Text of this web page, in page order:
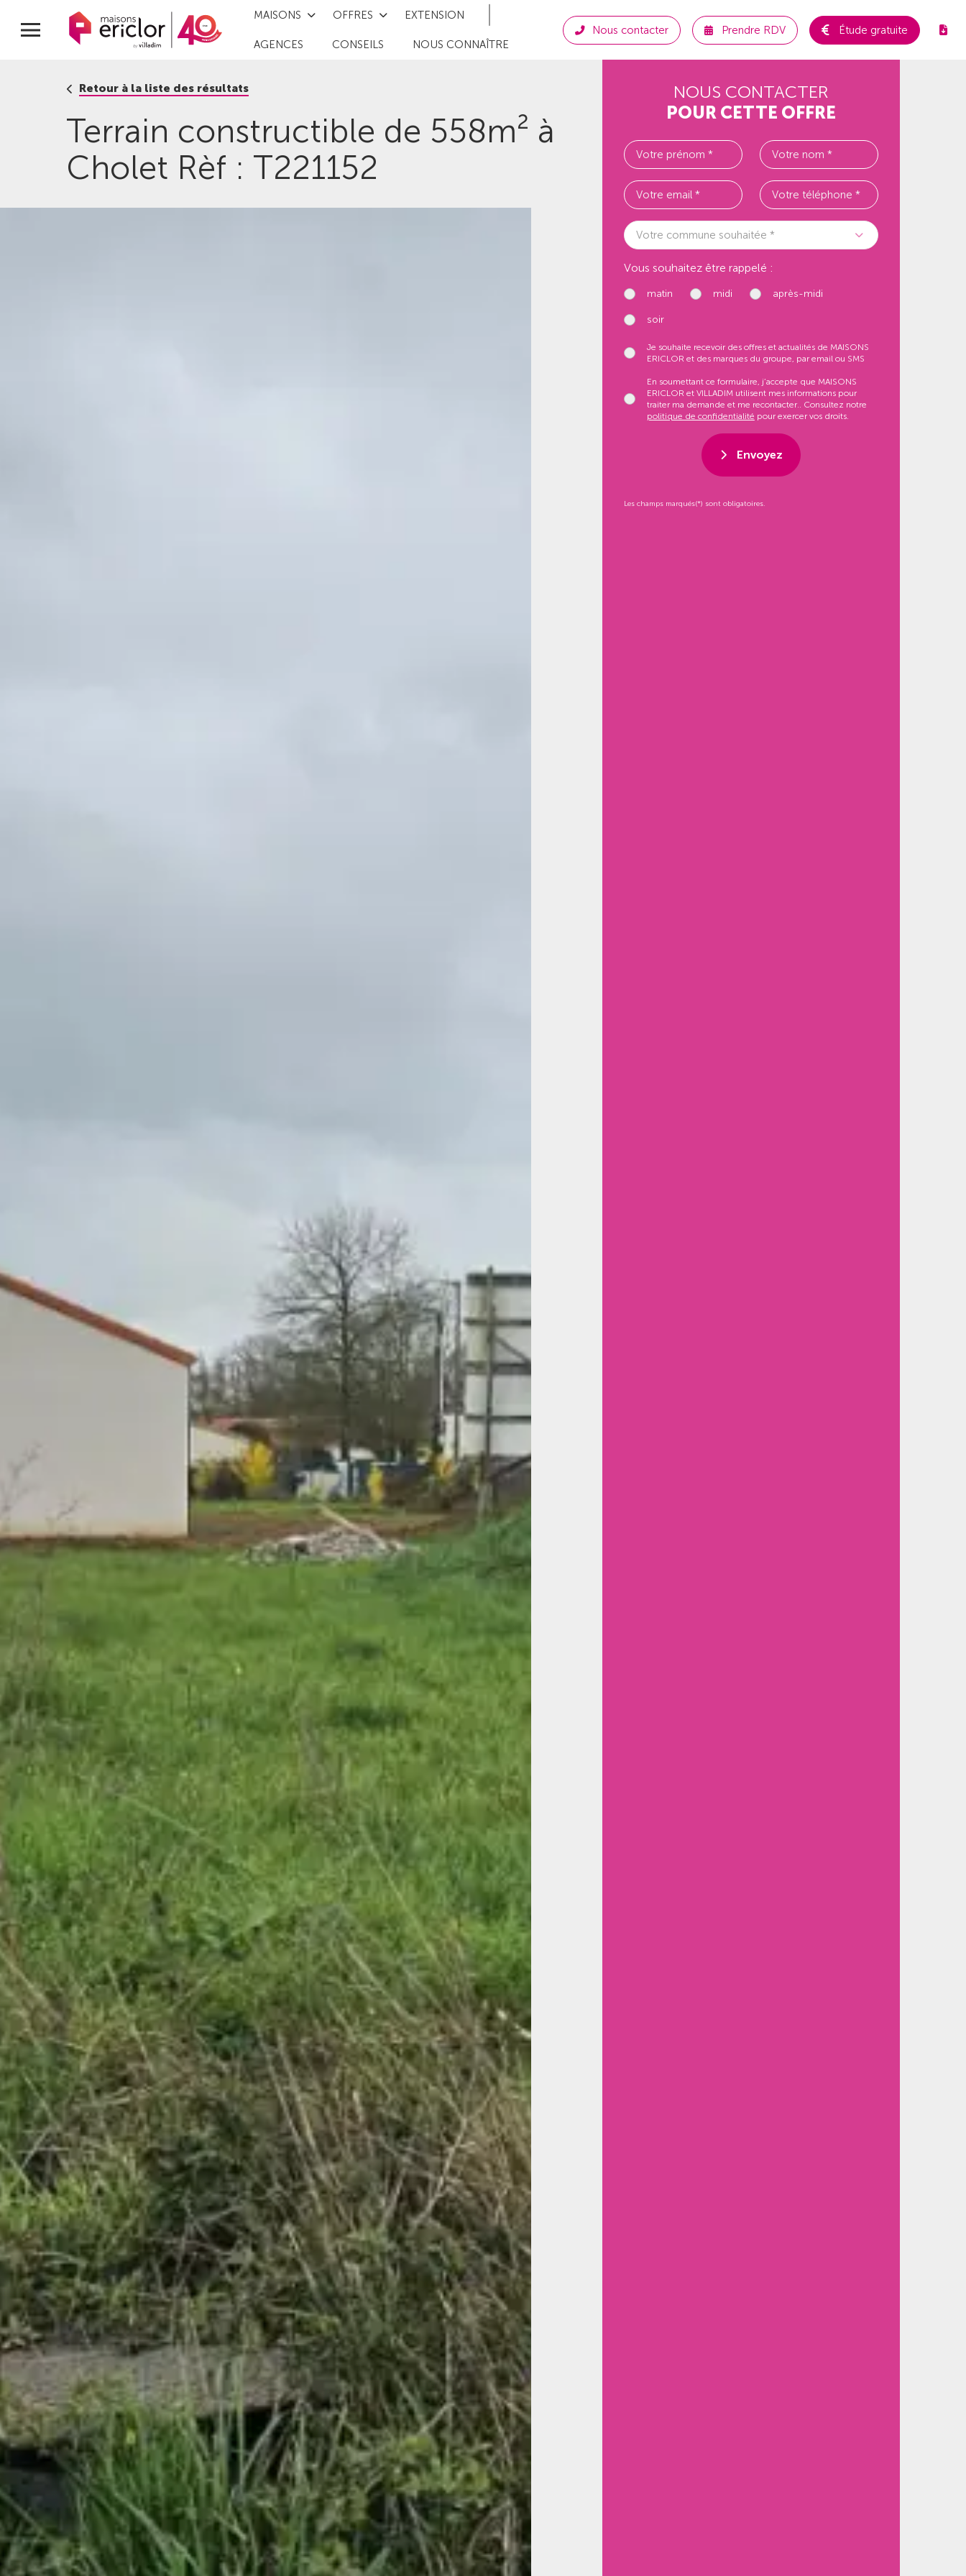
MAISONS OFFRES EXTENSION
AGENCES CONSEILS NOUS CONNAÎTRE
Nous contacter Prendre RDV Étude gratuite
Retour à la liste des résultats
Terrain constructible de 558m² à
Cholet Rèf : T221152
NOUS CONTACTER
POUR CETTE OFFRE
Votre commune souhaitée *
Vous souhaitez être rappelé :
matin midi après-midi
soir
Je souhaite recevoir des offres et actualités de MAISONS
ERICLOR et des marques du groupe, par email ou SMS
En soumettant ce formulaire, j’accepte que MAISONS
ERICLOR et VILLADIM utilisent mes informations pour
traiter ma demande et me recontacter.. Consultez notre
politique de confidentialité pour exercer vos droits.
Envoyez
Les champs marqués(*) sont obligatoires.